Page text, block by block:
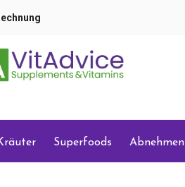
Superfoods Abnehmen